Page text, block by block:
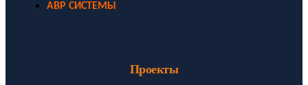
АВР СИСТЕМЫ
Проекты